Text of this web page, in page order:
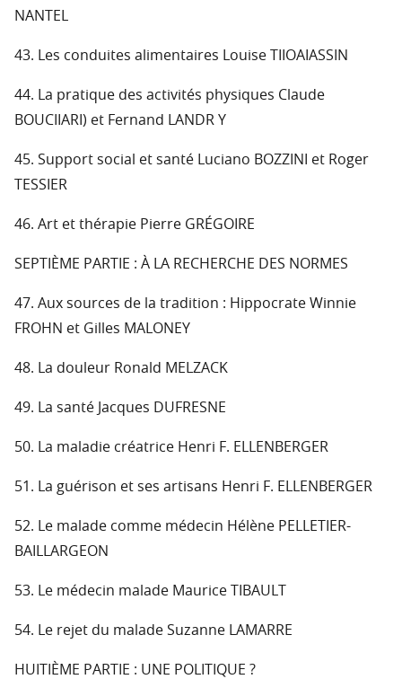
NANTEL
43. Les conduites alimentaires Louise TIIOAIASSIN
44. La pratique des activités physiques Claude
BOUCIIARI) et Fernand LANDR Y
45. Support social et santé Luciano BOZZINI et Roger
TESSIER
46. Art et thérapie Pierre GRÉGOIRE
SEPTIÈME PARTIE : À LA RECHERCHE DES NORMES
47. Aux sources de la tradition : Hippocrate Winnie
FROHN et Gilles MALONEY
48. La douleur Ronald MELZACK
49. La santé Jacques DUFRESNE
50. La maladie créatrice Henri F. ELLENBERGER
51. La guérison et ses artisans Henri F. ELLENBERGER
52. Le malade comme médecin Hélène PELLETIER-
BAILLARGEON
53. Le médecin malade Maurice TIBAULT
54. Le rejet du malade Suzanne LAMARRE
HUITIÈME PARTIE : UNE POLITIQUE ?